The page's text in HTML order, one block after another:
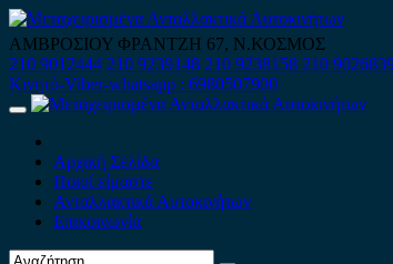
Skip
to
content
ΑΜΒΡΟΣΙΟΥ ΦΡΑΝΤΖΗ 67, Ν.ΚΟΣΜΟΣ
210 9012444 210 9239148 210 9238158 210
Κινητό-Viber-whatsapp : 6980507900
Primary
Αρχική Σελίδα
Ποιοί είμαστε
Ανταλλακτικά Αυτοκινήτων
Επικοινωνία